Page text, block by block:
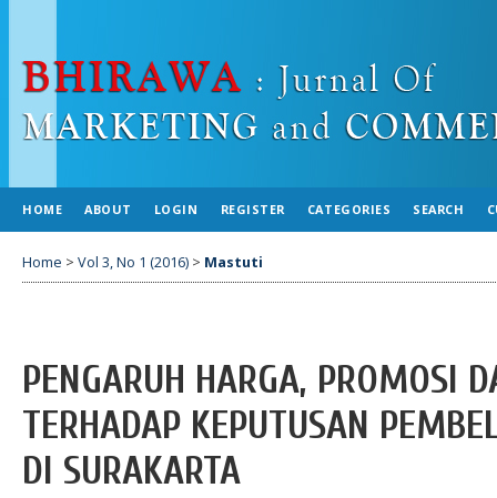
HOME ABOUT LOGIN REGISTER CATEGORIES SEARCH
Home > Vol 3, No 1 (2016) > Mastuti
PENGARUH HARGA, PROMOSI
TERHADAP KEPUTUSAN
DI SURAKARTA